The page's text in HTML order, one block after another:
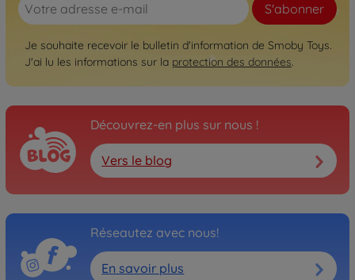
S'abonner
Je souhaite recevoir le bulletin d'information de Smoby Toys.
J'ai lu les informations sur la protection des données.
Découvrez-en plus sur nous !
Vers le blog
Réseautez avec nous!
En savoir plus